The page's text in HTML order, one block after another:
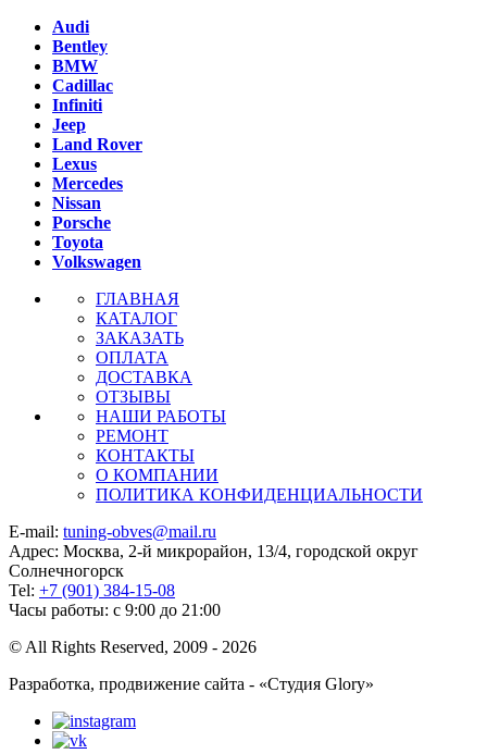
Audi
Bentley
BMW
Cadillac
Infiniti
Jeep
Land Rover
Lexus
Mercedes
Nissan
Porsche
Toyota
Volkswagen
ГЛАВНАЯ
КАТАЛОГ
ЗАКАЗАТЬ
ОПЛАТА
ДОСТАВКА
ОТЗЫВЫ
НАШИ РАБОТЫ
РЕМОНТ
КОНТАКТЫ
О КОМПАНИИ
ПОЛИТИКА КОНФИДЕНЦИАЛЬНОСТИ
E-mail: tuning-obves@mail.ru
Адрес: Москва, 2-й микрорайон, 13/4, городской округ
Солнечногорск
Tel: +7 (901) 384-15-08
Часы работы: с 9:00 до 21:00
© All Rights Reserved, 2009 - 2026
Разработка, продвижение сайта - «Студия Glory»